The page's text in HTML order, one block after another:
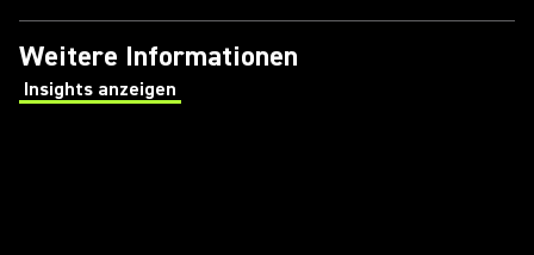
Weitere Informationen
Insights anzeigen
(Opens in a new tab)